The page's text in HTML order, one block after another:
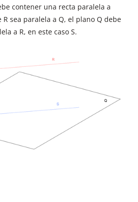
contener una recta paralela a
sea paralela a Q, el plano Q debe
a R, en este caso S.